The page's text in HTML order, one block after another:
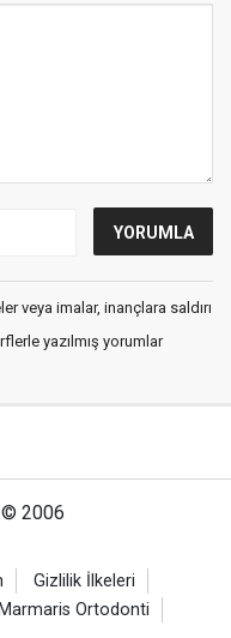
veya imalar, inançlara saldırı
yazılmış yorumlar
© 2006
Gizlilik İlkeleri
Marmaris Ortodonti